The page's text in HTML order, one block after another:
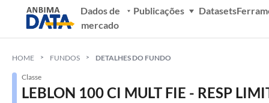
Dados de
mercado
Publicações Datasets
HOME FUNDOS DETALHES DO FUNDO
Classe
LEBLON 100 CI MULT FIE - RESP